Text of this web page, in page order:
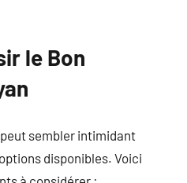
le Bon
sembler intimidant
disponibles. Voici